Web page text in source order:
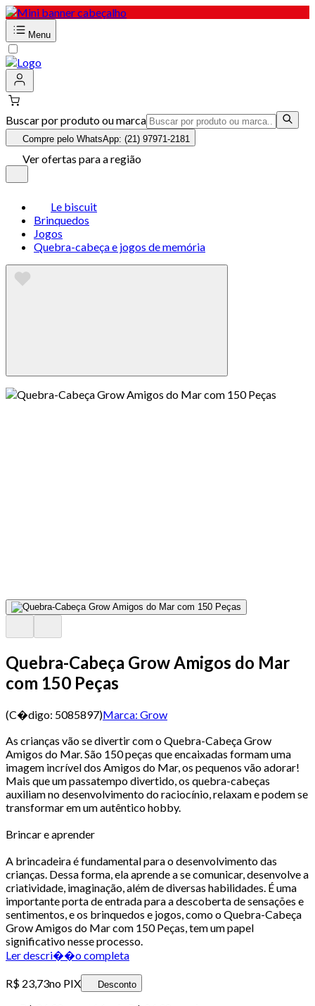
Menu
Buscar por produto ou marca
Compre pelo WhatsApp: (21) 97971-2181
Ver ofertas para a região
Le biscuit
Brinquedos
Jogos
Quebra-cabeça e jogos de memória
Quebra-Cabeça Grow Amigos do Mar
com 150 Peças
(C�digo: 5085897)Marca: Grow
As crianças vão se divertir com o Quebra-Cabeça Grow
Amigos do Mar. São 150 peças que encaixadas formam uma
imagem incrível dos Amigos do Mar, os pequenos vão adorar!
Mais que um passatempo divertido, os quebra-cabeças
auxiliam no desenvolvimento do raciocínio, relaxam e podem se
transformar em um autêntico hobby.
Brincar e aprender
A brincadeira é fundamental para o desenvolvimento das
crianças. Dessa forma, ela aprende a se comunicar, desenvolve a
criatividade, imaginação, além de diversas habilidades. É uma
importante porta de entrada para a descoberta de sensações e
sentimentos, e os brinquedos e jogos, como o Quebra-Cabeça
Grow Amigos do Mar com 150 Peças, tem um papel
significativo nesse processo.
Ler descri��o completa
R$ 23,73no PIX Desconto